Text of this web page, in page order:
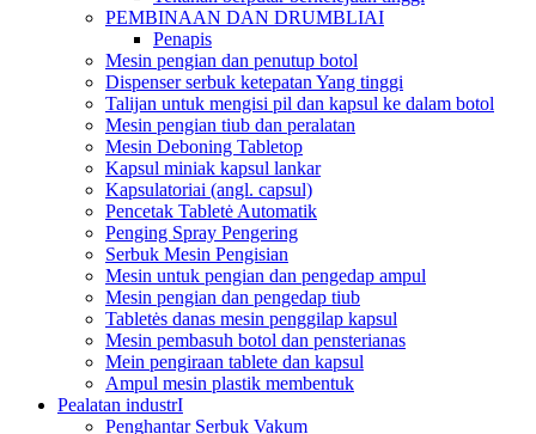
PEMBINAAN DAN DRUMBLIAI
Penapis
Mesin pengian dan penutup botol
Dispenser serbuk ketepatan Yang tinggi
Talijan untuk mengisi pil dan kapsul ke dalam botol
Mesin pengian tiub dan peralatan
Mesin Deboning Tabletop
Kapsul miniak kapsul lankar
Kapsulatoriai (angl. capsul)
Pencetak Tabletė Automatik
Penging Spray Pengering
Serbuk Mesin Pengisian
Mesin untuk pengian dan pengedap ampul
Mesin pengian dan pengedap tiub
Tabletės danas mesin penggilap kapsul
Mesin pembasuh botol dan pensterianas
Mein pengiraan tablete dan kapsul
Ampul mesin plastik membentuk
Pealatan industrI
Penghantar Serbuk Vakum